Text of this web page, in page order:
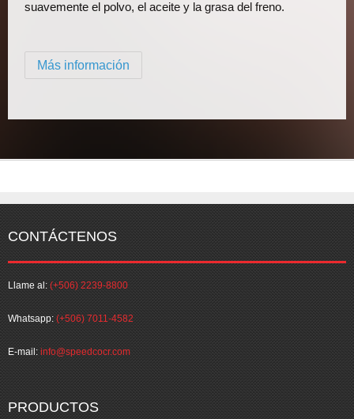
suavemente el polvo, el aceite y la grasa del freno.
Más información
CONTÁCTENOS
Llame al: (+506) 2239-8800
Whatsapp: (+506) 7011-4582
E-mail: info@speedcocr.com
PRODUCTOS